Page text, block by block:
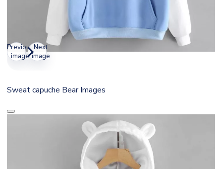
Previous
image
Next
image
Sweat capuche Bear Images